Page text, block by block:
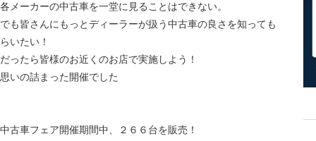
各メーカーの中古車を一堂に見ることはできない。
でも皆さんにもっとディーラーが扱う中古車の良さを知っても
らいたい！
だったら皆様のお近くのお店で実施しよう！
思いの詰まった開催でした
中古車フェア開催期間中、２６６台を販売！